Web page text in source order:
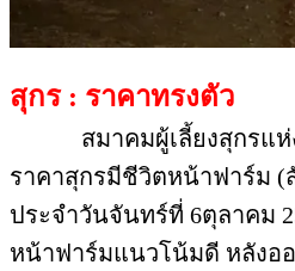
ตุลาคม 2568 จะเป็นช่วงเ
100,000 ตัว จนถึงปัจจุบันที่
กำหนดชัดเจน จำนวน
ภาค
ภาคตะวันตก รอยืนยัน